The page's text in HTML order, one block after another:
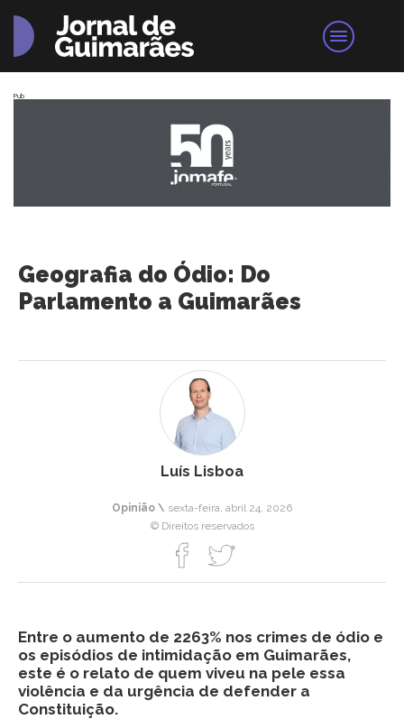
Pub
Geografia do Ódio: Do
Parlamento a Guimarães
Luís Lisboa
Opinião \ sexta-feira, abril 24, 2026
© Direitos reservados
Entre o aumento de 2263% nos crimes de ódio e
os episódios de intimidação em Guimarães,
este é o relato de quem viveu na pele essa
violência e da urgência de defender a
Constituição.